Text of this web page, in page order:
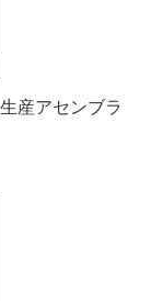
産アセンブラ